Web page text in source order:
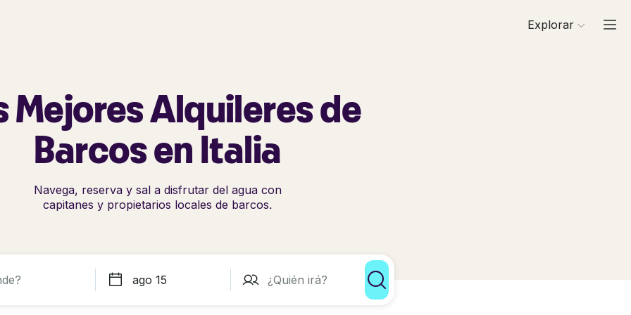
Explorar
Mejores Alquileres de
Barcos en Italia
Navega, reserva y sal a disfrutar del agua con
capitanes y propietarios locales de barcos.